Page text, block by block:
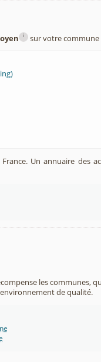
i sur votre commune
Un annuaire des
les communes,
de qualité.